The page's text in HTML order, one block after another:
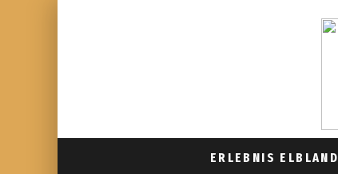
ERLEBNIS ELBLAND